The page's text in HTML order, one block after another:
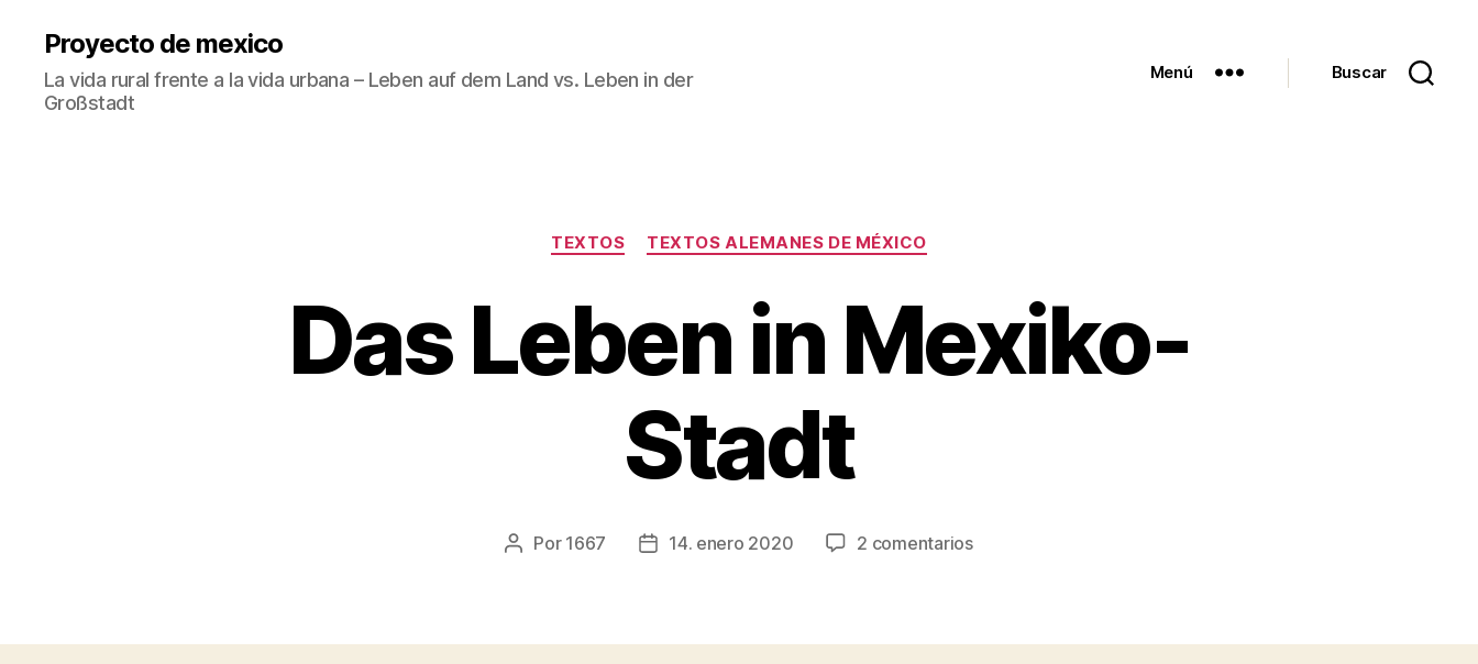
Proyecto de mexico
La vida rural frente a la vida urbana – Leben auf dem Land vs. Leben in der
Großstadt
Menú Buscar
Categorías
TEXTOS TEXTOS ALEMANES DE MÉXICO
Das Leben in Mexiko-
Stadt
Autor
Por 1667
Fecha14. enero 2020 2 comentariosen
Mexiko-